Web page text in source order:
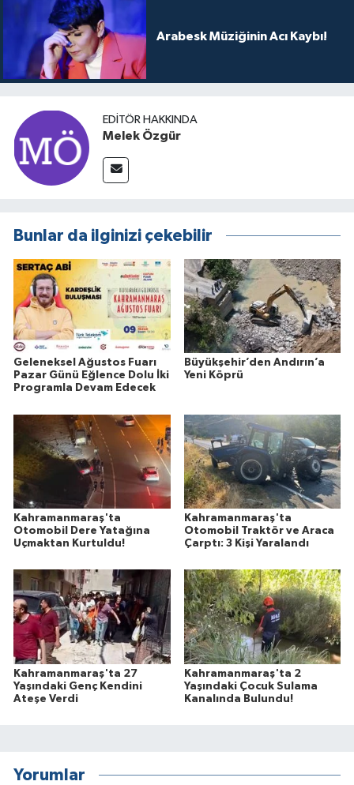
Arabesk Müziğinin Acı Kaybı!
EDITÖR HAKKINDA
Melek Özgür
Bunlar da ilginizi çekebilir
Geleneksel Ağustos Fuarı
Pazar Günü Eğlence Dolu İki
Programla Devam Edecek
Büyükşehir’den Andırın’a
Yeni Köprü
Kahramanmaraş'ta
Otomobil Dere Yatağına
Uçmaktan Kurtuldu!
Kahramanmaraş'ta
Otomobil Traktör ve Araca
Çarptı: 3 Kişi Yaralandı
Kahramanmaraş'ta 27
Yaşındaki Genç Kendini
Ateşe Verdi
Kahramanmaraş'ta 2
Yaşındaki Çocuk Sulama
Kanalında Bulundu!
Yorumlar